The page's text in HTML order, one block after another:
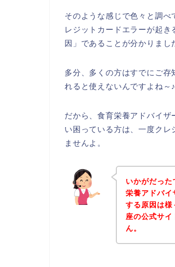
そのような感じで色々と調べ
レジットカードエラーが起
因」であることが分かりまし
多分、多くの方はすでにご
れると使えないんですよね～♪
だから、食育栄養アドバイザ
い困っている方は、一度ク
ませんよ。
いかがだっ
栄養アドバイ
する原因は様
座の公式サ
ん。